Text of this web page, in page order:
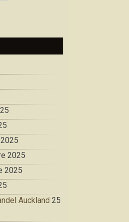
2025
2025
Auckland 25